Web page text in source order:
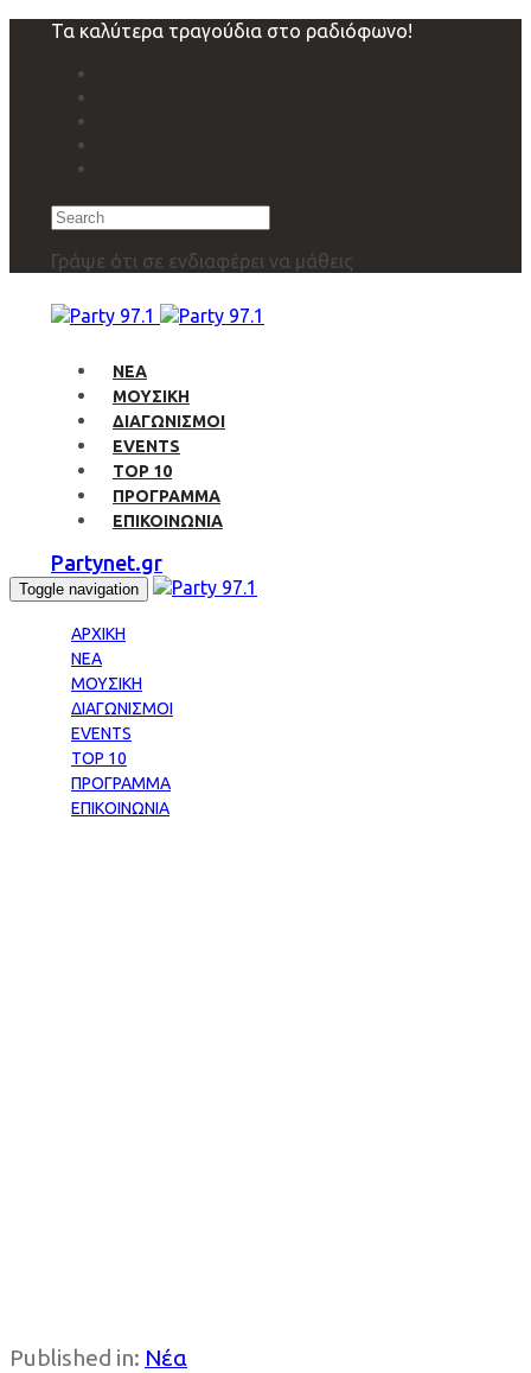
navigation
Τα καλύτερα τραγούδια στο ραδιόφωνο!
Search
Γράψε ότι σε ενδιαφέρει να μάθεις
ΝΕΑ
ΜΟΥΣΙΚΗ
ΔΙΑΓΩΝΙΣΜΟΙ
EVENTS
TOP 10
ΠΡΟΓΡΑΜΜΑ
ΕΠΙΚΟΙΝΩΝΙΑ
Partynet.gr
Toggle navigation
ΑΡΧΙΚΗ
ΝΕΑ
ΜΟΥΣΙΚΗ
ΔΙΑΓΩΝΙΣΜΟΙ
EVENTS
TOP 10
ΠΡΟΓΡΑΜΜΑ
ΕΠΙΚΟΙΝΩΝΙΑ
Published in: Νέα